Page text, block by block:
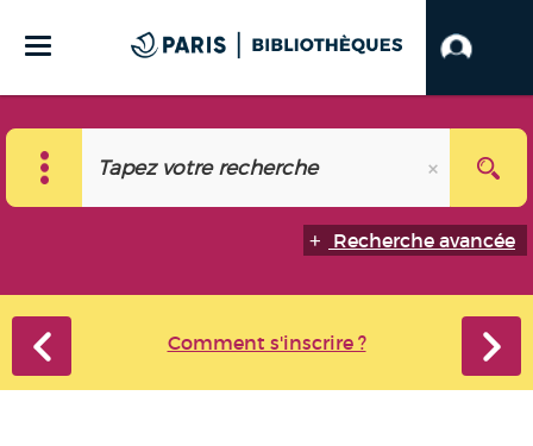
Recherche avancée
Comment s'inscrire ?